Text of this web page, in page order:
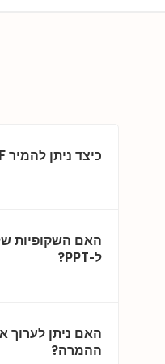
כיצד ניתן להמיר PDF ל-PowerPoint בחינם?
ל-PPT?
ההמרה?